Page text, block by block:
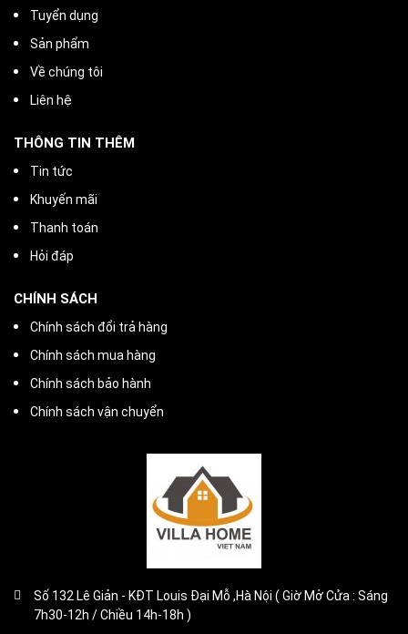
Tuyển dụng
Sản phẩm
Về chúng tôi
Liên hệ
THÔNG TIN THÊM
Tin tức
Khuyến mãi
Thanh toán
Hỏi đáp
CHÍNH SÁCH
Chính sách đổi trả hàng
Chính sách mua hàng
Chính sách bảo hành
Chính sách vận chuyển
Số 132 Lê Giản - KĐT Louis Đại Mỗ ,Hà Nội ( Giờ Mở Cửa : Sáng
7h30-12h / Chiều 14h-18h )